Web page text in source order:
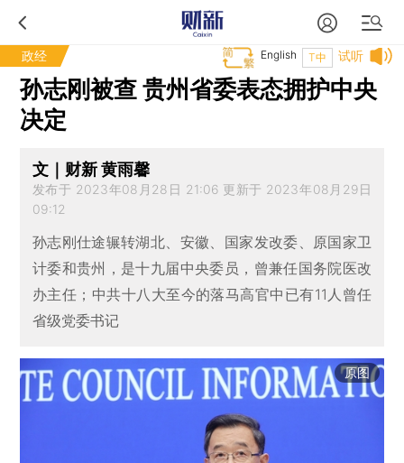
政经 试听
T中
English
孙志刚被查 贵州省委表态拥护中央
决定
文｜财新 黄雨馨
发布于 2023年08月28日 21:06 更新于 2023年08月29日
09:12
孙志刚仕途辗转湖北、安徽、国家发改委、原国家卫
计委和贵州，是十九届中央委员，曾兼任国务院医改
办主任；中共十八大至今的落马高官中已有11人曾任
省级党委书记
原图